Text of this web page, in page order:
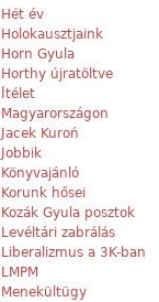
Hét év
Holokausztjaink
Horn Gyula
Horthy újratöltve
Ítélet
Magyarországon
Jacek Kuroń
Jobbik
Könyvajánló
Korunk hősei
Kozák Gyula posztok
Levéltári zabrálás
Liberalizmus a 3K-ban
LMPM
Menekültügy